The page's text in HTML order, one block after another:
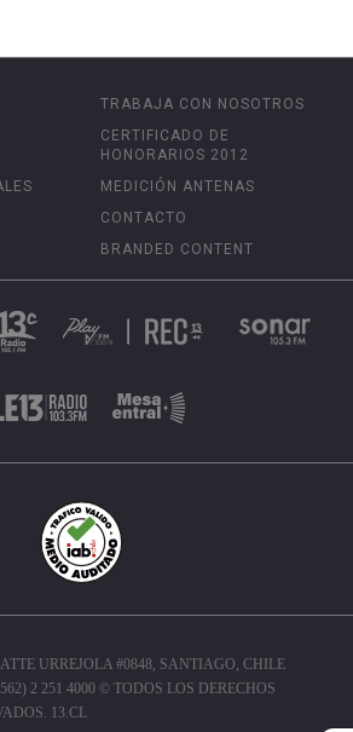
TRABAJA CON NOSOTROS
CERTIFICADO DE
HONORARIOS 2012
MEDICIÓN ANTENAS
CONTACTO
BRANDED CONTENT
URREJOLA #0848, SANTIAGO, CHILE
2 251 4000 © TODOS LOS DERECHOS
13.CL